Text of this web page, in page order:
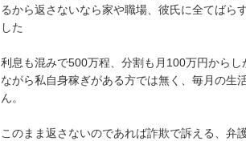
るから返さないなら家や職場、彼氏に全てばら
した
利息も混みで500万程、分割も月100万円から
ながら私自身稼ぎがある方では無く、毎月の生
ん。
このまま返さないのであれば詐欺で訴える、弁